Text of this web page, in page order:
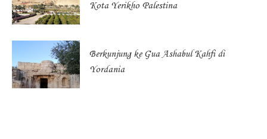
Kota Yerikho Palestina
Berkunjung ke Gua Ashabul Kahfi di
Yordania